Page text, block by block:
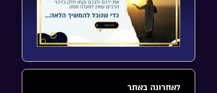
לאחרונה באתר